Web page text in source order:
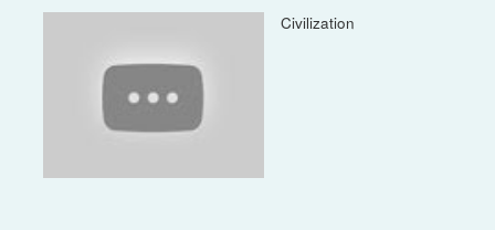
Civilization